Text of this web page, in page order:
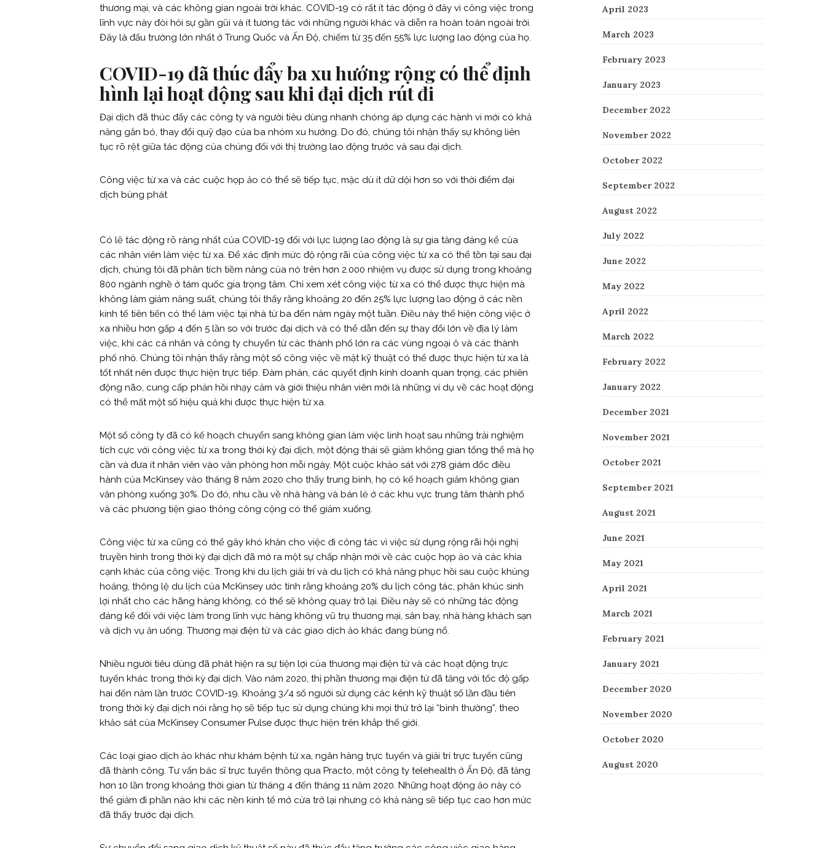
thương mại, và các không gian ngoài trời khác. COVID-19 có rất ít tác động ở đây vì công việc trong
lĩnh vực này đòi hỏi sự gần gũi và ít tương tác với những người khác và diễn ra hoàn toàn ngoài trời.
Đây là đấu trường lớn nhất ở Trung Quốc và Ấn Độ, chiếm từ 35 đến 55% lực lượng lao động của họ.
COVID-19 đã thúc đẩy ba xu hướng rộng có thể định
hình lại hoạt động sau khi đại dịch rút đi
Đại dịch đã thúc đẩy các công ty và người tiêu dùng nhanh chóng áp dụng các hành vi mới có khả
năng gắn bó, thay đổi quỹ đạo của ba nhóm xu hướng. Do đó, chúng tôi nhận thấy sự không liên
tục rõ rệt giữa tác động của chúng đối với thị trường lao động trước và sau đại dịch.
Công việc từ xa và các cuộc họp ảo có thể sẽ tiếp tục, mặc dù ít dữ dội hơn so với thời điểm đại
dịch bùng phát
Có lẽ tác động rõ ràng nhất của COVID-19 đối với lực lượng lao động là sự gia tăng đáng kể của
các nhân viên làm việc từ xa. Để xác định mức độ rộng rãi của công việc từ xa có thể tồn tại sau đại
dịch, chúng tôi đã phân tích tiềm năng của nó trên hơn 2.000 nhiệm vụ được sử dụng trong khoảng
800 ngành nghề ở tám quốc gia trọng tâm. Chỉ xem xét công việc từ xa có thể được thực hiện mà
không làm giảm năng suất, chúng tôi thấy rằng khoảng 20 đến 25% lực lượng lao động ở các nền
kinh tế tiên tiến có thể làm việc tại nhà từ ba đến năm ngày một tuần. Điều này thể hiện công việc ở
xa nhiều hơn gấp 4 đến 5 lần so với trước đại dịch và có thể dẫn đến sự thay đổi lớn về địa lý làm
việc, khi các cá nhân và công ty chuyển từ các thành phố lớn ra các vùng ngoại ô và các thành
phố nhỏ. Chúng tôi nhận thấy rằng một số công việc về mặt kỹ thuật có thể được thực hiện từ xa là
tốt nhất nên được thực hiện trực tiếp. Đàm phán, các quyết định kinh doanh quan trọng, các phiên
động não, cung cấp phản hồi nhạy cảm và giới thiệu nhân viên mới là những ví dụ về các hoạt động
có thể mất một số hiệu quả khi được thực hiện từ xa.
Một số công ty đã có kế hoạch chuyển sang không gian làm việc linh hoạt sau những trải nghiệm
tích cực với công việc từ xa trong thời kỳ đại dịch, một động thái sẽ giảm không gian tổng thể mà họ
cần và đưa ít nhân viên vào văn phòng hơn mỗi ngày. Một cuộc khảo sát với 278 giám đốc điều
hành của McKinsey vào tháng 8 năm 2020 cho thấy trung bình, họ có kế hoạch giảm không gian
văn phòng xuống 30%. Do đó, nhu cầu về nhà hàng và bán lẻ ở các khu vực trung tâm thành phố
và các phương tiện giao thông công cộng có thể giảm xuống.
Công việc từ xa cũng có thể gây khó khăn cho việc đi công tác vì việc sử dụng rộng rãi hội nghị
truyền hình trong thời kỳ đại dịch đã mở ra một sự chấp nhận mới về các cuộc họp ảo và các khía
cạnh khác của công việc. Trong khi du lịch giải trí và du lịch có khả năng phục hồi sau cuộc khủng
hoảng, thông lệ du lịch của McKinsey ước tính rằng khoảng 20% ​​du lịch công tác, phân khúc sinh
lợi nhất cho các hãng hàng không, có thể sẽ không quay trở lại. Điều này sẽ có những tác động
đáng kể đối với việc làm trong lĩnh vực hàng không vũ trụ thương mại, sân bay, nhà hàng khách sạn
và dịch vụ ăn uống. Thương mại điện tử và các giao dịch ảo khác đang bùng nổ.
Nhiều người tiêu dùng đã phát hiện ra sự tiện lợi của thương mại điện tử và các hoạt động trực
tuyến khác trong thời kỳ đại dịch. Vào năm 2020, thị phần thương mại điện tử đã tăng với tốc độ gấp
hai đến năm lần trước COVID-19. Khoảng 3/4 số người sử dụng các kênh kỹ thuật số lần đầu tiên
trong thời kỳ đại dịch nói rằng họ sẽ tiếp tục sử dụng chúng khi mọi thứ trở lại “bình thường”, theo
khảo sát của McKinsey Consumer Pulse được thực hiện trên khắp thế giới.
Các loại giao dịch ảo khác như khám bệnh từ xa, ngân hàng trực tuyến và giải trí trực tuyến cũng
đã thành công. Tư vấn bác sĩ trực tuyến thông qua Practo, một công ty telehealth ở Ấn Độ, đã tăng
hơn 10 lần trong khoảng thời gian từ tháng 4 đến tháng 11 năm 2020. Những hoạt động ảo này có
thể giảm đi phần nào khi các nền kinh tế mở cửa trở lại nhưng có khả năng sẽ tiếp tục cao hơn mức
đã thấy trước đại dịch.
April 2023
March 2023
February 2023
January 2023
December 2022
November 2022
October 2022
September 2022
August 2022
July 2022
June 2022
May 2022
April 2022
March 2022
February 2022
January 2022
December 2021
November 2021
October 2021
September 2021
August 2021
June 2021
May 2021
April 2021
March 2021
February 2021
January 2021
December 2020
November 2020
October 2020
August 2020